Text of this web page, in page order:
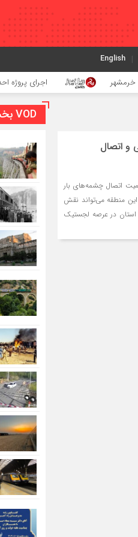
English
اجرای پروژه احداث زیرگذر
و اتصال
اتصال چشمه‌های بار
منطقه می‌تواند نقش
استان در عرصه لجستیک
VOD بخش ویدیو